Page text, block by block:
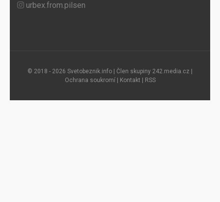
urbex.from.pilsen
© 2018 - 2026 Svetobeznik.info | Člen skupiny 242.media.cz
Ochrana soukromí
Kontakt RSS